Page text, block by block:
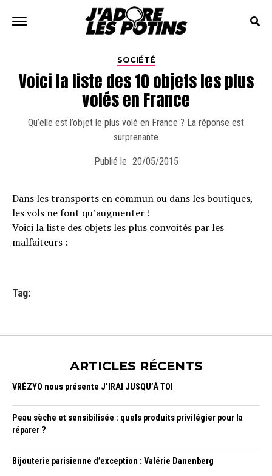
SOCIÉTÉ
Voici la liste des 10 objets les plus
volés en France
Qu’elle est l’objet le plus volé en France ? La réponse est
surprenante
Publié le 20/05/2015
Dans les transports en commun ou dans les boutiques,
les vols ne font qu’augmenter !
Voici la liste des objets les plus convoités par les
malfaiteurs :
Tag:
ARTICLES RÉCENTS
VRÉZYO nous présente J’IRAI JUSQU’À TOI
Peau sèche et sensibilisée : quels produits privilégier pour la
réparer ?
Bijouterie parisienne d’exception : Valérie Danenberg